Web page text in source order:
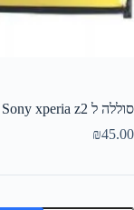
סוללה ל Sony xperia z2
₪45.00